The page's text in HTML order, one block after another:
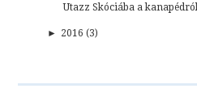
Utazz Skóciába a kanapédról
► 2016 (3)